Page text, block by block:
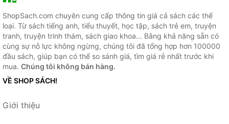
ShopSach.com chuyên cung cấp thông tin giá cả sách các thể
loại. Từ sách tiếng anh, tiểu thuyết, học tập, sách trẻ em, truyện
tranh, truyện trinh thám, sách giao khoa... Bằng khả năng sẵn có
cùng sự nỗ lực không ngừng, chúng tôi đã tổng hợp hơn 100000
đầu sách, giúp bạn có thể so sánh giá, tìm giá rẻ nhất trước khi
mua. Chúng tôi không bán hàng.
VỀ SHOP SÁCH!
Giới thiệu